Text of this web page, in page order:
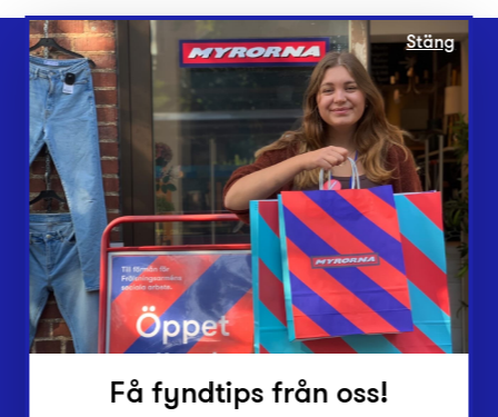
Webbshop
Butiker
Lämna in
Vårt överskott
Inlämningsplatser
Om Myrorna
Lediga jobb
Pressrum
Stäng
Få fyndtips från oss!